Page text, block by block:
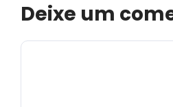
Deixe um